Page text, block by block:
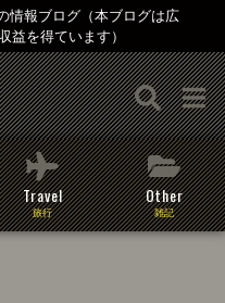
情報ブログ（本ブログは広
益を得ています）
Travel
旅行
Other
雑記